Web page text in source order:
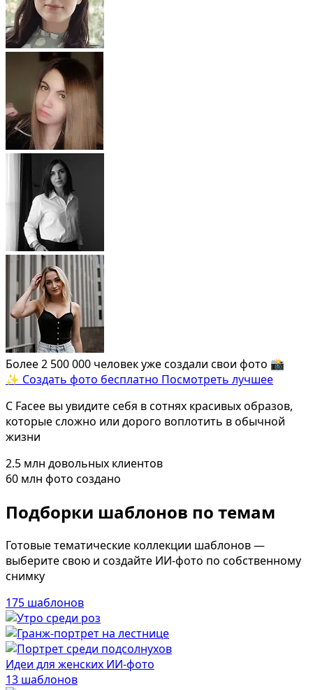
Описание изображения
Улучшить качество фото
Определить цветотип
Мужская причёска
Замена лица
Текст по фото
ИИ-редактор фото
Возраст по фото
Состарить фото
Фото в мультяшку
Фото как полароид
Отбелить зубы
Удалить водяной знак
Календарь из фото
Определить растение
Форма лица
Все фотосессии
Страшные фильмы
В корсете
В свадебном платье
Женская в пиджаке
На конференции
Осень
В школе
Формула 1
В образе вампира
Алиса в Стране чудес
С мотоциклом
Более 2 500 000 человек уже создали свои фото 📸️️️️️️
✨ Создать фото бесплатно Посмотреть лучшее
С Facee вы увидите себя в сотнях красивых образов,
которые сложно или дорого воплотить в обычной
жизни
2.5 млн довольных клиентов
60 млн фото создано
Подборки шаблонов по темам
Готовые тематические коллекции шаблонов —
выберите свою и создайте ИИ-фото по собственному
снимку
175 шаблонов
Идеи для женских ИИ-фото
13 шаблонов